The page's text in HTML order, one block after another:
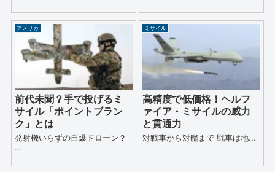
アメリカ
前代未聞？手で投げるミ
サイル「ポイントブラン
ク」とは
発射機いらずの自爆ドローン？
...
ミサイル
高精度で低価格！ヘルフ
ァイア・ミサイルの威力
と貫通力
対戦車から対艦まで 戦車は地...